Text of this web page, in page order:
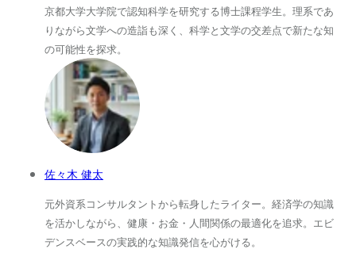
京都大学大学院で認知科学を研究する博士課程学生。理系であ
りながら文学への造詣も深く、科学と文学の交差点で新たな知
の可能性を探求。
佐々木 健太
元外資系コンサルタントから転身したライター。経済学の知識
を活かしながら、健康・お金・人間関係の最適化を追求。エビ
デンスベースの実践的な知識発信を心がける。